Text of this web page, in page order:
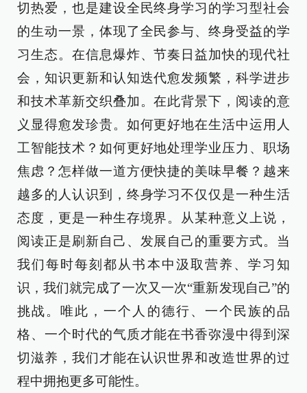
切热爱，也是建设全民终身学习的学习型社会
的生动一景，体现了全民参与、终身受益的学
习生态。在信息爆炸、节奏日益加快的现代社
会，知识更新和认知迭代愈发频繁，科学进步
和技术革新交织叠加。在此背景下，阅读的意
义显得愈发珍贵。如何更好地在生活中运用人
工智能技术？如何更好地处理学业压力、职场
焦虑？怎样做一道方便快捷的美味早餐？越来
越多的人认识到，终身学习不仅仅是一种生活
态度，更是一种生存境界。从某种意义上说，
阅读正是刷新自己、发展自己的重要方式。当
我们每时每刻都从书本中汲取营养、学习知
识，我们就完成了一次又一次“重新发现自己”的
挑战。唯此，一个人的德行、一个民族的品
格、一个时代的气质才能在书香弥漫中得到深
切滋养，我们才能在认识世界和改造世界的过
程中拥抱更多可能性。